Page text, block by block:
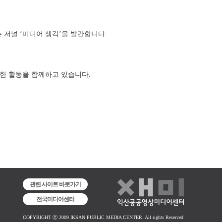
널 ‘미디어 생각’을 발간합니다.
활동을 함께하고 있습니다.
관련 사이트 바로가기
전국미디어센터
COPYRIGHT ⓒ 2009 IKSAN PUBLIC MEDIA CENTER. All rights Reserved